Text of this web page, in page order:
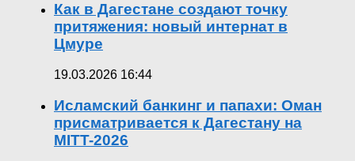
Как в Дагестане создают точку
притяжения: новый интернат в
Цмуре
19.03.2026 16:44
Исламский банкинг и папахи: Оман
присматривается к Дагестану на
MITT-2026